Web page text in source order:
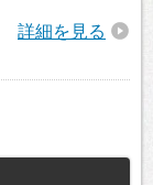
詳細を見る